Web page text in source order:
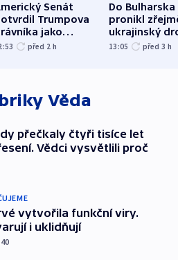
Senát
Trumpova
jako
před 2 h
Do Bulharska
pronikl
ukrajinský
explodoval
13:05 před 3 h
Věda
přečkaly čtyři tisíce let
Vědci vysvětlili proč
vytvořila funkční viry.
i uklidňují